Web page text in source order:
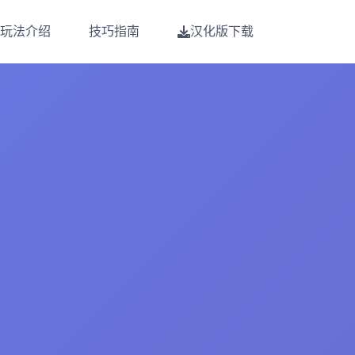
玩法介绍 技巧指南 汉化版下载